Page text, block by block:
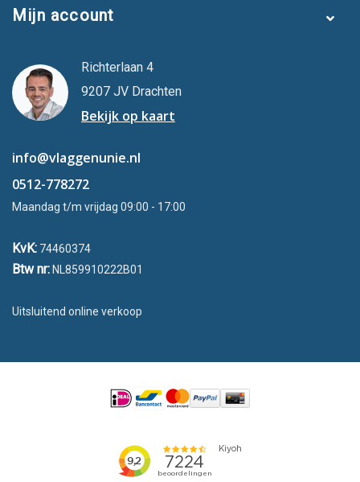
Mijn account
Richterlaan 4
9207 JV Drachten
Bekijk op kaart
info@vlaggenunie.nl
0512-778272
Maandag t/m vrijdag 09:00 - 17:00
KvK: 74460374
Btw nr: NL859910222B01
Uitsluitend online verkoop